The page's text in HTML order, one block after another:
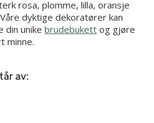
rosa, plomme, lilla, oransje
dyktige dekoratører kan
din unike brudebukett og gjøre
minne.
av: